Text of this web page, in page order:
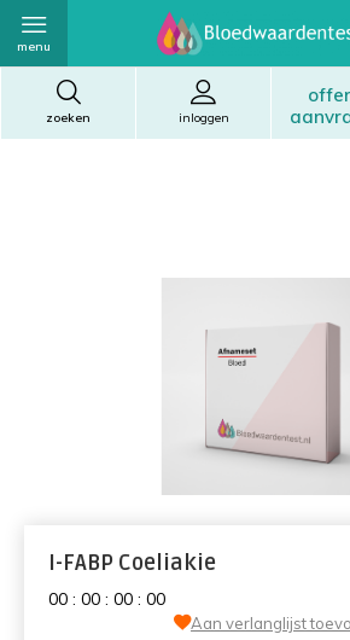
zoeken inloggen
menu
I-FABP Coeliakie
00 : 00 : 00 : 00
Aan verlanglijst